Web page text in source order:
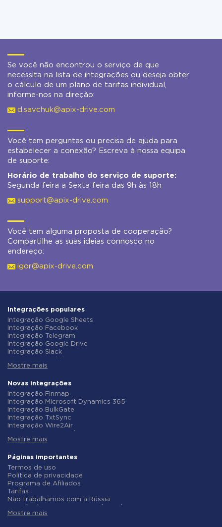
Se você não encontrou o serviço de que
necessita na lista de integrações ou deseja obter
o cálculo de um plano de tarifas individual,
informe-nos na direção:
d.savchuk@apix-drive.com
Você tem perguntas ou precisa de ajuda para
estabelecer a conexão? Escreva à nossa equipa
de suporte:
Horário de trabalho do serviço de suporte:
Segunda feira a Sexta feira das 9h às 18h
support@apix-drive.com
Você tem alguma proposta de cooperação?
Compartilhe as suas ideias connosco no
endereço:
igor@apix-drive.com
Integrações populares
Integração Google Sheets
Integração Facebook
Integração Telegram
Integração Google Drive
Integração Slack
Integração Gmail
Integração ClickUp
Integração Airtable
Integração Google Contacts
Integração OpenAI (ChatGPT)
Integração Instagram
Integração ActiveCampaign
Integração Typeform
Integração Salesforce CRM
Integração Notion
Integração AWeber
Integração Asana
Integração ZOHO CRM
Integração Webhooks
Integração GetResponse
Integração WooCommerce
Mostre mais
Novas integrações
Integração Finmap
Integração Microsoft Dynamics 365
Integração BulkGate
Integração TxtSync
Integração Wire2Air
Integração Infobip
Integração AtomPark
Integração TXTImpact
Integração Campaign Monitor
Integração CM.com
Integração D7 Networks
Integração SMS.to
Integração SMSGlobal
Integração Textlocal
Mostre mais
Páginas importantes
Termos de uso
Política de privacidade
Programa de Afiliados
Tarifas
Não trabalhamos com a Rússia
Politica de reembolso
Mostre mais